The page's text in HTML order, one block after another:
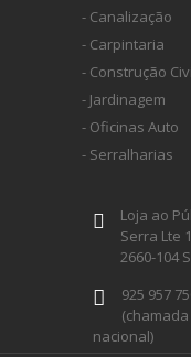
- Canalização
- Carpintaria
- Construção
- Jardinagem
- Oficinas Auto
- Serralharias
Loja ao
Serra Lte
2660-104
925 957
nacional)